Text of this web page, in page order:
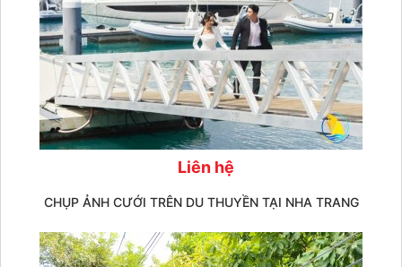
Liên hệ
CHỤP ẢNH CƯỚI TRÊN DU THUYỀN TẠI NHA TRANG